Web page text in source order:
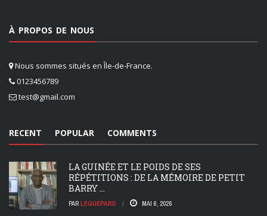
À PROPOS DE NOUS
Nous sommes situés en Île-de-France.
0123456789
test@gmail.com
RECENT POPULAR COMMENTS
LA GUINÉE ET LE POIDS DE SES
RÉPÉTITIONS : DE LA MÉMOIRE DE PETIT
BARRY ...
PAR LEGUEPARD MAI 6, 2026